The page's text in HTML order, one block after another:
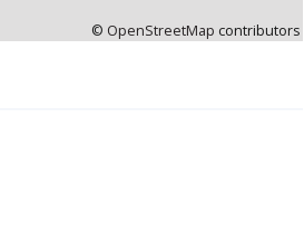
© OpenStreetMap contributors